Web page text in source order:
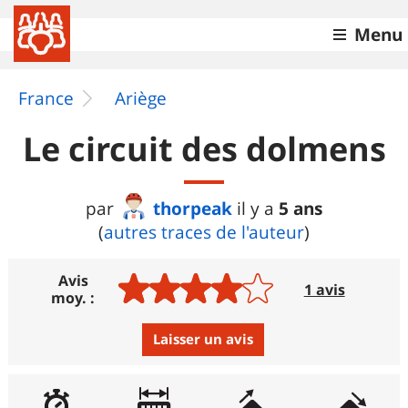
Menu
France Ariège
Le circuit des dolmens
par thorpeak il y a 5 ans
(autres traces de l'auteur)
Avis
moy. :
1 avis
Laisser un avis